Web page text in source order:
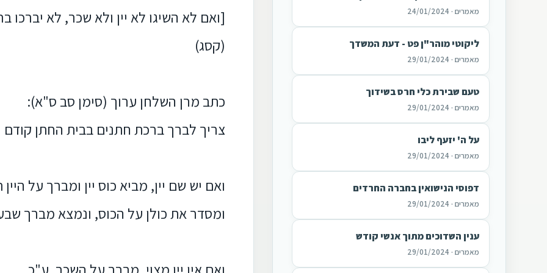
מאמרים · 24/01/2024
ליקוטי מוהר"ן פט - דעת המשדך
מאמרים · 29/01/2024
טעם שבירת כלי חרס בשידוך
מאמרים · 29/01/2024
על ה' יזעף ליבו
מאמרים · 29/01/2024
דפוסי הנישואין בחברה החרדים
מאמרים · 29/01/2024
ענין השדוכים מתוך אנשי קודש
מאמרים · 29/01/2024
[ואם לא השיגו לא יין ולא שכר, לא יברכו
(קסג)
כתב מרן השלחן ערוך (סימן סב ס"א):
צריך לברך ברכת חתנים בבית החתן קודם
ואם יש שם יין, מביא כוס יין ומברך על
ומסדר את כולן על הכוס, ונמצא מברך